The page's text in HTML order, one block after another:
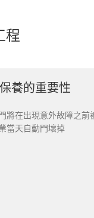
程
養的重要性
將在出現意外故障之前
當天自動門壞掉